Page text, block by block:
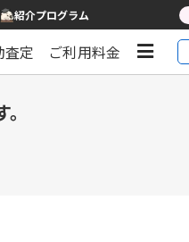
紹介プログラム
査定 ご利用料金